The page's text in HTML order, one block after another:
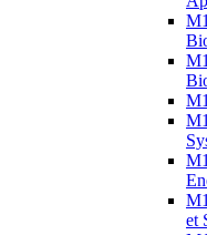
et